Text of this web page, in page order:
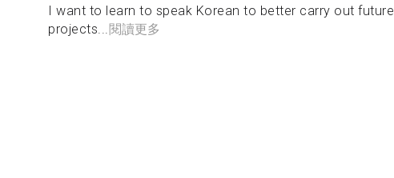
I want to learn to speak Korean to better carry out future
projects... 閱讀更多